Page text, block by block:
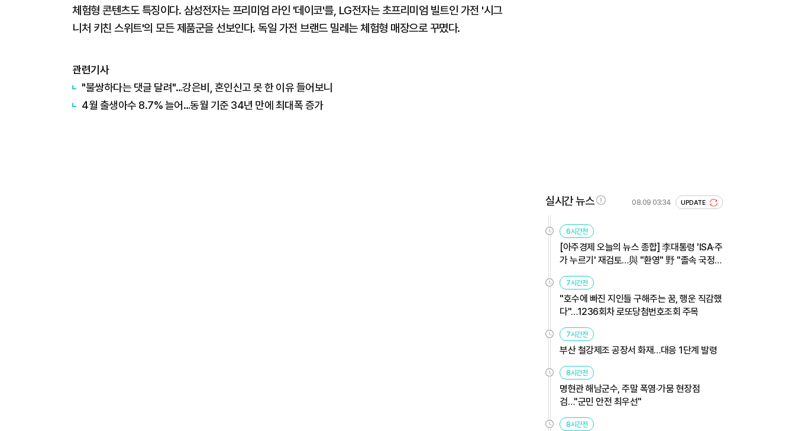
체험형 콘텐츠도 특징이다. 삼성전자는 프리미엄 라인 '데이코'를, LG전자는 초프리미엄 빌트인 가전 '시그
니처 키친 스위트'의 모든 제품군을 선보인다. 독일 가전 브랜드 밀레는 체험형 매장으로 꾸몄다.
관련기사
"불쌍하다는 댓글 달려"…강은비, 혼인신고 못 한 이유 들어보니
4월 출생아수 8.7% 늘어…동월 기준 34년 만에 최대폭 증가
실시간 뉴스 08.09 03:34 UPDATE
6시간전
[아주경제 오늘의 뉴스 종합] 李대통령 'ISA·주
가 누르기' 재검토…與 "환영" 野 "졸속 국정"
外
7시간전
"호수에 빠진 지인들 구해주는 꿈, 행운 직감했
다"…1236회차 로또당첨번호조회 주목
7시간전
부산 철강제조 공장서 화재…대응 1단계 발령
8시간전
명현관 해남군수, 주말 폭염·가뭄 현장점
검…"군민 안전 최우선"
8시간전